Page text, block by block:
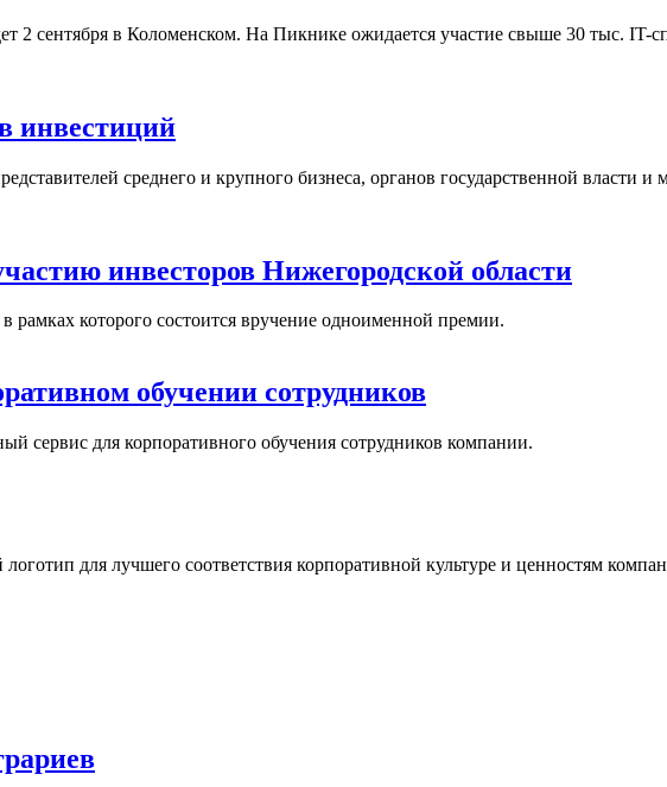
в Коломенском. На Пикнике ожидается участие свыше 30 тыс. IT-
инвестиций
среднего и крупного бизнеса, органов государственной власти и
инвесторов Нижегородской области
которого состоится вручение одноименной премии.
обучении сотрудников
сервис для корпоративного обучения сотрудников компании.
для лучшего соответствия корпоративной культуре и ценностям